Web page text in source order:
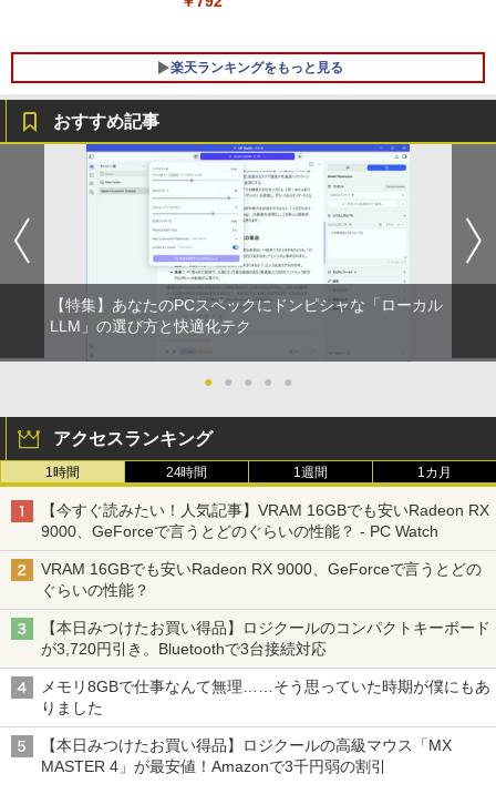
付き
レビュー投稿 5年保証｜MS Office 2024
H&B 搭載｜中古ノートパソコン Windo
ws11 Office付｜テンキー DVD 搭載｜C
ore i5 第7世代 メモリ 8GB SSD 256GB
｜店長厳選 Lenovo ThinkPad 15.6型 Bl
uetooth Wi-Fi 無線｜中古 パソコン 中古
PC Word Excel
￥29,800
ド＆マウス付属 在宅勤務 学生向け 初心
者向け 高性能PC 新品
＼マラソン限定値引／【新品 当日出荷】
新生活応援 7点 セット ゲーミングPC ゲ
ーミングパソコン デスクトップパソコン
GeForce RTX5060 Ryzen7 5700X Wind
ows11 SSD 256GB〜1TB メモリ 16G
B〜32GB eスポーツ ゲーム デスクトッ
プPC パソコン モニター
5
Dell SE2416H 23.8インチ モニター (フ
ケーブル】3ヶ月保証付き
￥9,800
楽天ランキングをもっと見る
おすすめ記事
【特集】あなたのPCスペックにドンピシャな「ローカル
LLM」の選び方と快適化テク
● ● ● ● ●
アクセスランキング
1時間 24時間 1週間 1カ月
【今すぐ読みたい！人気記事】VRAM 16GBでも安いRadeon RX
9000、GeForceで言うとどのぐらいの性能？ - PC Watch
VRAM 16GBでも安いRadeon RX 9000、GeForceで言うとどの
ぐらいの性能？
【本日みつけたお買い得品】ロジクールのコンパクトキーボード
が3,720円引き。Bluetoothで3台接続対応
メモリ8GBで仕事なんて無理……そう思っていた時期が僕にもあ
りました
【本日みつけたお買い得品】ロジクールの高級マウス「MX
MASTER 4」が最安値！Amazonで3千円弱の割引